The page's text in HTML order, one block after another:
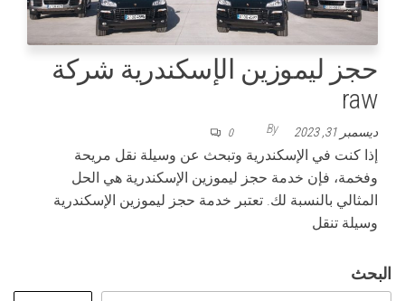
حجز ليموزين الإسكندرية شركة
raw
ديسمبر 31, 2023 By
0
إذا كنت في الإسكندرية وتبحث عن وسيلة نقل مريحة
وفخمة، فإن خدمة حجز ليموزين الإسكندرية هي الحل
المثالي بالنسبة لك. تعتبر خدمة حجز ليموزين الإسكندرية
وسيلة تنقل
البحث